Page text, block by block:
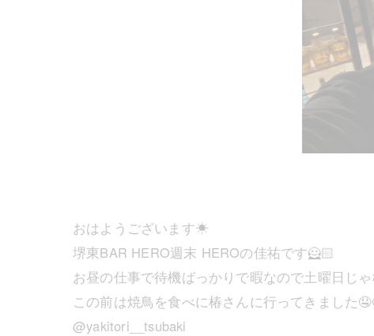
おはようございます☀
堺東BAR HERO週末 HEROの佳祐です🦸🏻
お昼の仕事で待機ばっかりで暇なので土曜日じ
この前は焼鳥を食べに椿さんに行ってきました
@yakitori__tsubaki